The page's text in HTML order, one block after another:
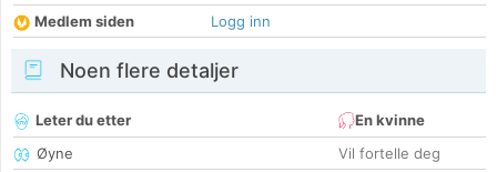
Medlem siden
Logg inn
Noen flere detaljer
Leter du etter
En kvinne
Øyne
Vil fortelle deg